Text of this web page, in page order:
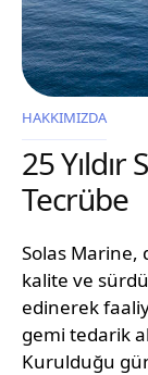
HAKKIMIZDA
25
Tecrübe
Solas Marine,
kalite ve
edinerek
gemi tedarik
Kurulduğu